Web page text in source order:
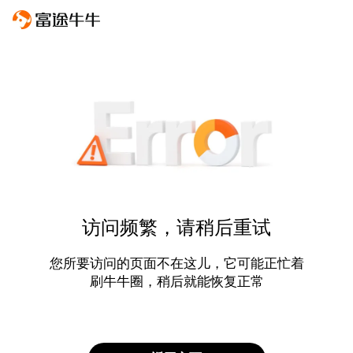
访问频繁，请稍后重试
您所要访问的页面不在这儿，它可能正忙着
刷牛牛圈，稍后就能恢复正常